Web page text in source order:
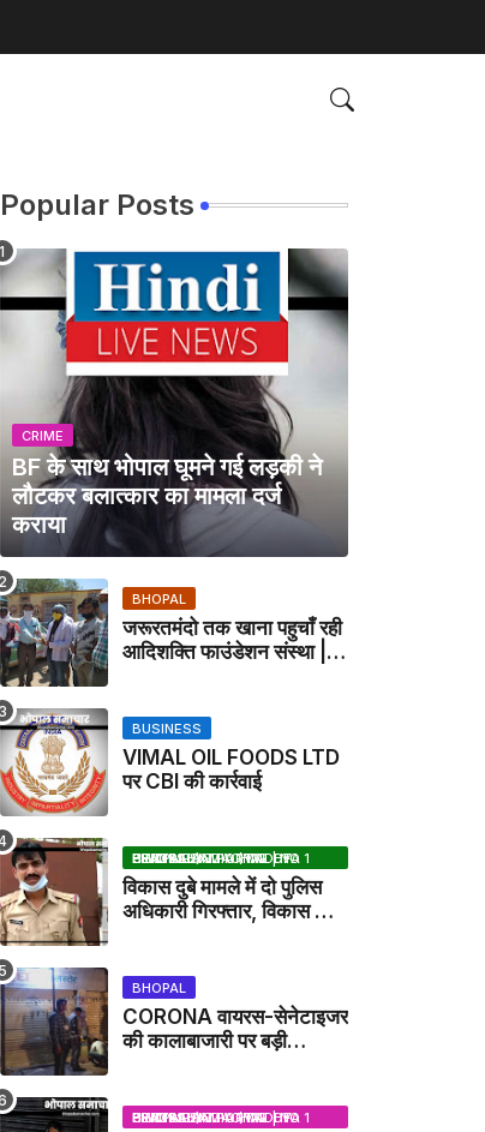
Popular Posts
CRIME
BF के साथ भोपाल घूमने गई लड़की ने
लौटकर बलात्कार का मामला दर्ज
कराया
BHOPAL
जरूरतमंदो तक खाना पहुचाँ रही
आदिशक्ति फाउंडेशन संस्था |
BUSINESS
VIMAL OIL FOODS LTD
पर CBI की कार्रवाई
BHOPAL SAMACHAR | NO 1 HINDI NEWS PORTAL OF CENTRAL INDIA (MADHYA PRADESH)
विकास दुबे मामले में दो पुलिस
अधिकारी गिरफ्तार, विकास की
BHOPAL
CORONA वायरस-सेनेटाइजर
की कालाबाजारी पर बड़ी
BHOPAL SAMACHAR | NO 1 HINDI NEWS PORTAL OF CENTRAL INDIA (MADHYA PRADESH)